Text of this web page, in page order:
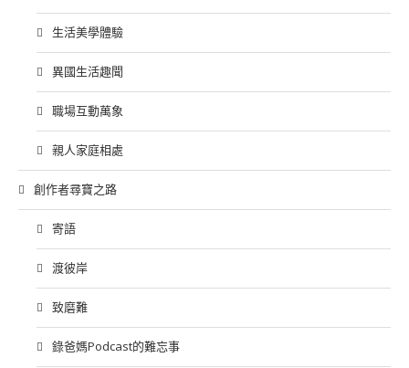
生活美學體驗
異國生活趣聞
職場互動萬象
親人家庭相處
創作者尋寶之路
寄語
渡彼岸
致磨難
錄爸媽Podcast的難忘事